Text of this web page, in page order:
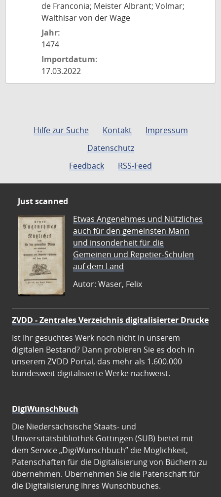
de Franconia; Meister Albrant; Volmar;
Walthisar von der Wage
Jahr:
1474
Importdatum:
17.03.2022
Hilfe zur Suche Kontakt
Impressum
Datenschutz
Feedback
RSS-Feed
Just scanned
Etwas Angenehmes und Nützliches
auch für den gemeinsten Mann
und insonderheit für die
Gemeinen und Repetier-Schulen
auf dem Land
Autor: Waser, Felix
ZVDD - Zentrales Verzeichnis digitalisierter Drucke
Ist Ihr gesuchtes Werk noch nicht in unserem
digitalen Bestand? Dann probieren Sie es doch in
unserem ZVDD Portal, das mehr als 1.600.000
bundesweit digitalisierte Werke nachweist.
DigiWunschbuch
Die Niedersächsische Staats- und
Universitätsbibliothek Göttingen (SUB) bietet mit
dem Service „DigiWunschbuch” die Möglichkeit,
Patenschaften für die Digitalisierung von Büchern zu
übernehmen. Übernehmen Sie die Patenschaft für
die Digitalisierung Ihres Wunschbuches.